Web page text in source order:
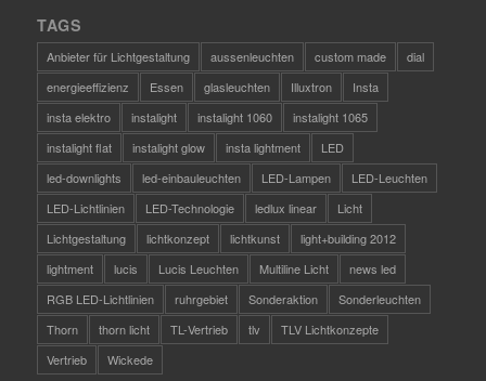
TAGS
Anbieter für Lichtgestaltung aussenleuchten custom made
dial
energieeffizienz
Essen glasleuchten Illuxtron
Insta
insta elektro
instalight instalight 1060
instalight 1065
instalight flat
instalight glow insta lightment
LED
led-downlights
led-einbauleuchten LED-Lampen
LED-Leuchten
LED-Lichtlinien
LED-Technologie ledlux linear
Licht
Lichtgestaltung
lichtkonzept lichtkunst
light+building 2012
lightment
lucis Lucis Leuchten Multiline Licht
news led
RGB LED-Lichtlinien
ruhrgebiet Sonderaktion
Sonderleuchten
Thorn
thorn licht TL-Vertrieb tlv
TLV Lichtkonzepte
Vertrieb
Wickede